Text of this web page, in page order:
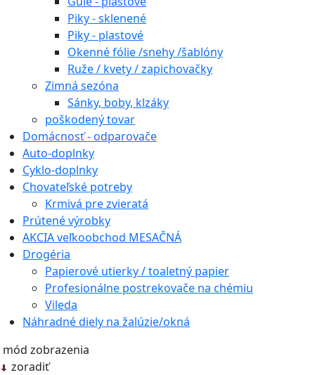
Piky - sklenené
Piky - plastové
Okenné fólie /snehy /šablóny
Ruže / kvety / zapichovačky
Zimná sezóna
Sánky, boby, klzáky
poškodený tovar
Domácnosť - odparovače
Auto-doplnky
Cyklo-doplnky
Chovateľské potreby
Krmivá pre zvieratá
Prútené výrobky
AKCIA veľkoobchod MESAČNÁ
Drogéria
Papierové utierky / toaletný papier
Profesionálne postrekovače na chémiu
Vileda
Náhradné diely na žalúzie/okná
mód zobrazenia
zoradiť